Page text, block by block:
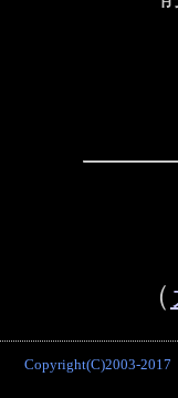
（
Copyright(C)2003-2017